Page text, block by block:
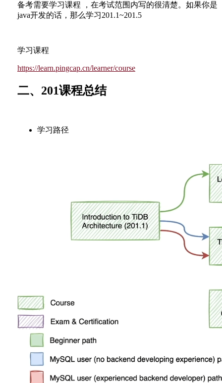
备考需要学习课程 ，在考试范围内写的很清楚。如果你是
java开发的话，那么学习201.1~201.5
学习课程
https://learn.pingcap.cn/learner/course
‍二、201课程总结
学习路径